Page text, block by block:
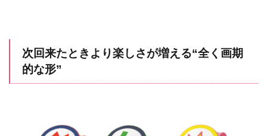
次回来たときより楽しさが増える“全く画期
的な形”